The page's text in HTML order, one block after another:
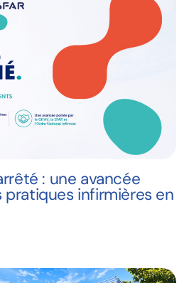
: une avancée
pratiques infirmières en